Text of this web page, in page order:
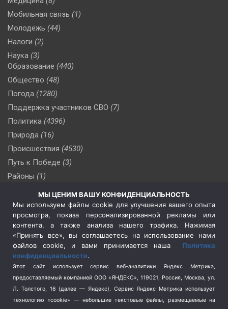
Мобильная связь (1)
Молодежь (44)
Налоги (2)
Наука (3)
Образование (440)
Общество (48)
Погода (1280)
Поддержка участников СВО (7)
Политика (4396)
Природа (16)
Происшествия (4530)
Путь к Победе (3)
Районы (1)
(510)
Сельское хозяйство (3)
Социальная политика
(3)
Спецоперация в Украине
Спецоперация на Украине
(404)
Спорт (740)
Терроризм (1)
Транспорт (262)
МЫ ЦЕНИМ ВАШУ КОНФИДЕНЦИАЛЬНОСТЬ
Мы используем файлы cookie для улучшения вашего опыта
просмотра, показа персонализированной рекламы или
контента, а также анализа нашего трафика. Нажимая
«Принять все», вы соглашаетесь на использование нами
файлов cookie, и вами принимается наша Политика
конфиденциальности.
Этот сайт использует сервис веб-аналитики Яндекс Метрика,
предоставляемый компанией ООО «ЯНДЕКС», 119021, Россия, Москва, ул.
Л. Толстого, 16 (далее — Яндекс). Сервис Яндекс Метрика использует
технологию «cookie» — небольшие текстовые файлы, размещаемые на